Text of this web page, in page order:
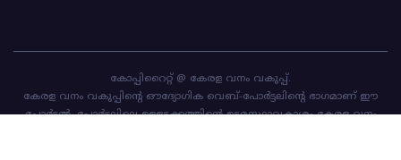
കോപ്പിറൈറ്റ് @ കേരള വനം വകുപ്പ്.
കേരള വനം വകുപ്പിന്റെ ഔദ്യോഗിക വെബ്-പോർട്ടലിന്റെ ഭാഗമാണ് ഈ
പോർട്ടൽ. പോർട്ടലിലെ ഉള്ളടക്കത്തിന്റെ ഉടമസ്ഥാവകാശം കേരള വനം